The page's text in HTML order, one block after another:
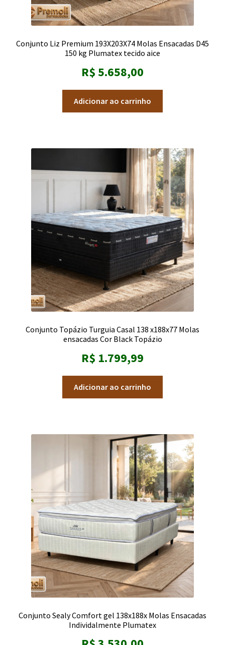
Conjunto Liz Premium 193X203X74 Molas Ensacadas D45
150 kg Plumatex tecido aice
R$5.658,00
Adicionar ao carrinho
Conjunto Topázio Turguia Casal 138 x188x77 Molas
ensacadas Cor Black Topázio
R$ 1.799,99
Adicionar ao carrinho
Conjunto Sealy Comfort gel 138x188x Molas Ensacadas
Individalmente Plumatex